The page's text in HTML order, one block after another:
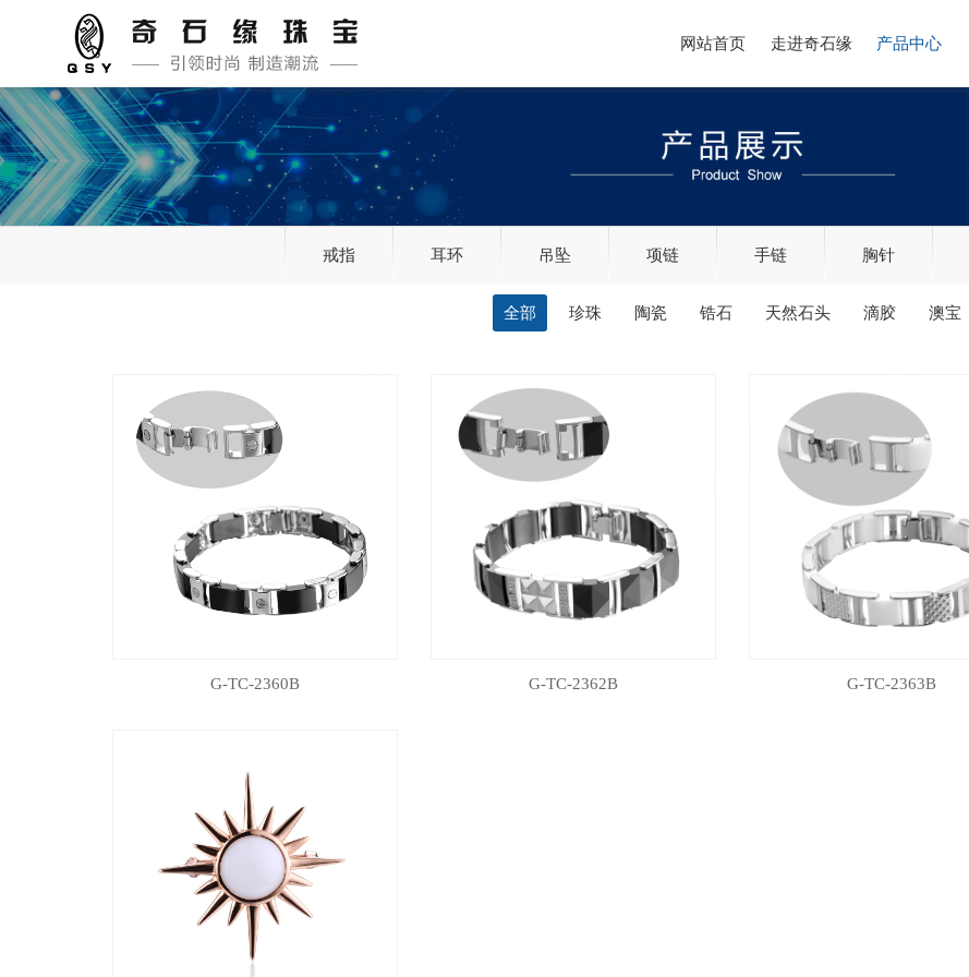
网站首页 走进奇石缘 产品中心
戒指 耳环 吊坠 项链 手链 胸针
全部 珍珠 陶瓷 锆石 天然石头 滴胶 澳宝
G-TC-2360B G-TC-2362B G-TC-2363B